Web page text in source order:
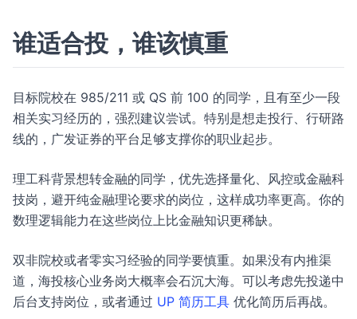
谁适合投，谁该慎重
目标院校在 985/211 或 QS 前 100 的同学，且有至少一段
相关实习经历的，强烈建议尝试。特别是想走投行、行研路
线的，广发证券的平台足够支撑你的职业起步。
理工科背景想转金融的同学，优先选择量化、风控或金融科
技岗，避开纯金融理论要求的岗位，这样成功率更高。你的
数理逻辑能力在这些岗位上比金融知识更稀缺。
双非院校或者零实习经验的同学要慎重。如果没有内推渠
道，海投核心业务岗大概率会石沉大海。可以考虑先投递中
后台支持岗位，或者通过 UP 简历工具 优化简历后再战。